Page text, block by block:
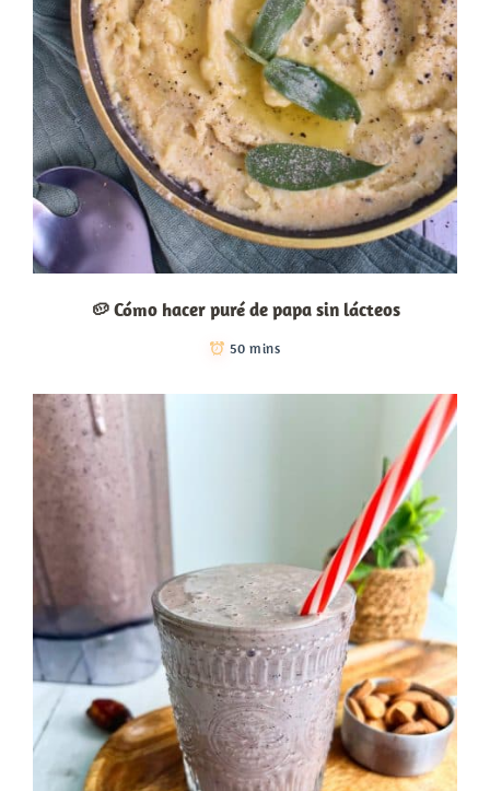
🥔 Cómo hacer puré de papa sin lácteos
50 mins